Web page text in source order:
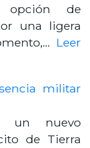
opción de
una ligera
Leer
militar
un nuevo
de Tierra